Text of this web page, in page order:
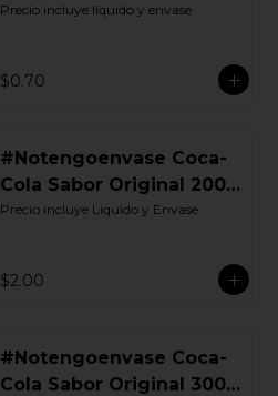
ML. Retornable
Precio incluye líquido y envase
$0.70
#Notengoenvase Coca-
Cola Sabor Original 2000
ML. Retornable
Precio incluye Liquido y Envase
$2.00
#Notengoenvase Coca-
Cola Sabor Original 300